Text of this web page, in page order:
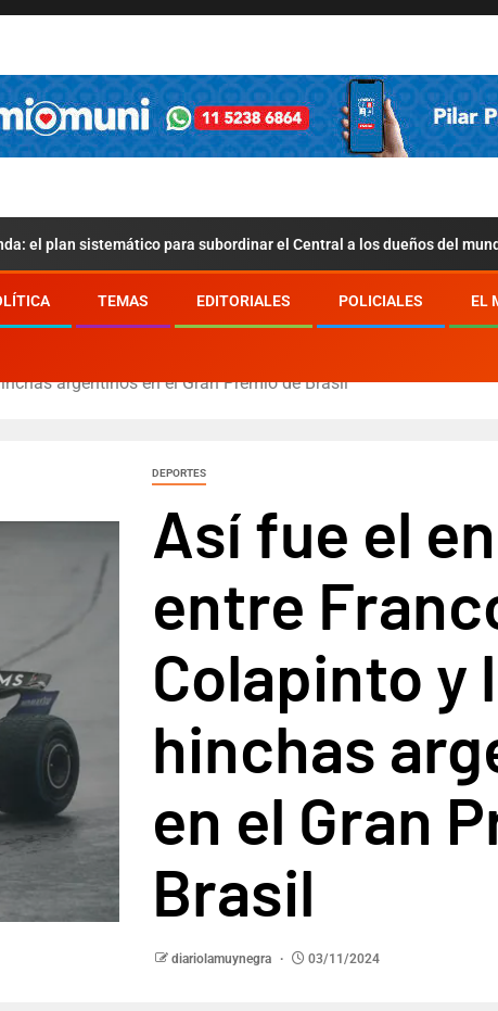
el plan sistemático para subordinar el Central a los dueños del
TEMAS EDITORIALES POLICIALES EL
argentinos en el Gran Premio de Brasil
DEPORTES
Así fue el
entre
Colapinto y
hinchas
en el Gran
Brasil
diariolamuynegra 03/11/2024